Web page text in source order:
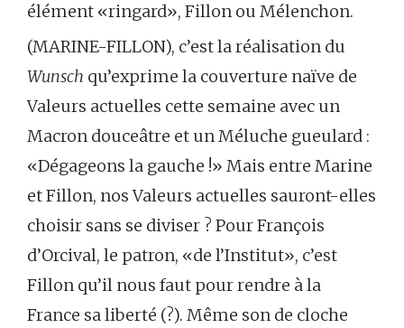
élément «ringard», Fillon ou Mélenchon.
(MARINE-FILLON), c’est la réalisation du
Wunsch qu’exprime la couverture naïve de
Valeurs actuelles cette semaine avec un
Macron douceâtre et un Méluche gueulard :
«Dégageons la gauche !» Mais entre Marine
et Fillon, nos Valeurs actuelles sauront-elles
choisir sans se diviser ? Pour François
d’Orcival, le patron, «de l’Institut», c’est
Fillon qu’il nous faut pour rendre à la
France sa liberté (?). Même son de cloche